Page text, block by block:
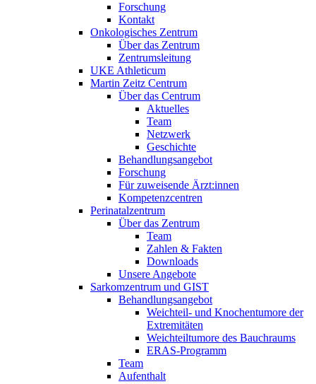
Forschung
Kontakt
Onkologisches Zentrum
Über das Zentrum
Zentrumsleitung
UKE Athleticum
Martin Zeitz Centrum
Über das Centrum
Aktuelles
Team
Netzwerk
Geschichte
Behandlungsangebot
Forschung
Für zuweisende Ärzt:innen
Kompetenzcentren
Perinatalzentrum
Über das Zentrum
Team
Zahlen & Fakten
Downloads
Unsere Angebote
Sarkomzentrum und GIST
Behandlungsangebot
Weichteil- und Knochentumore der
Extremitäten
Weichteiltumore des Bauchraums
ERAS-Programm
Team
Aufenthalt